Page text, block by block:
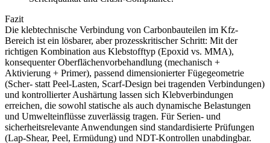
Fazit
Die klebtechnische Verbindung von Carbonbauteilen im Kfz-
Bereich ist ein lösbarer, aber prozesskritischer Schritt: Mit der
richtigen Kombination aus Klebstofftyp (Epoxid vs. MMA),
konsequenter Oberflächenvorbehandlung (mechanisch +
Aktivierung + Primer), passend dimensionierter Fügegeometrie
(Scher- statt Peel-Lasten, Scarf-Design bei tragenden Verbindungen)
und kontrollierter Aushärtung lassen sich Klebverbindungen
erreichen, die sowohl statische als auch dynamische Belastungen
und Umwelteinflüsse zuverlässig tragen. Für Serien- und
sicherheitsrelevante Anwendungen sind standardisierte Prüfungen
(Lap-Shear, Peel, Ermüdung) und NDT-Kontrollen unabdingbar.